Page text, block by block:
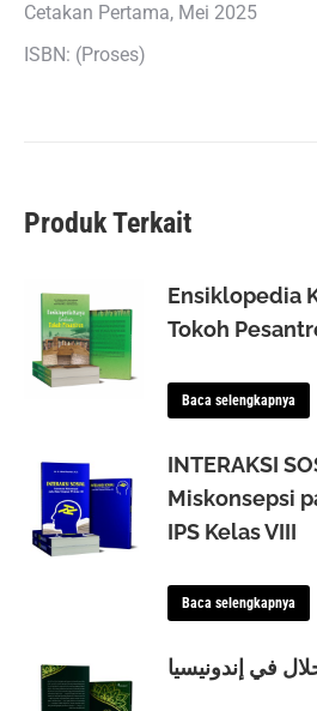
Cetakan Pertama, Mei 2025
ISBN: (Proses)
Produk Terkait
Ensiklopedia
Tokoh
Baca selengkapnya
INTERAKSI
Miskonsepsi
IPS Kelas VIII
Baca selengkapnya
في إندونيسيا